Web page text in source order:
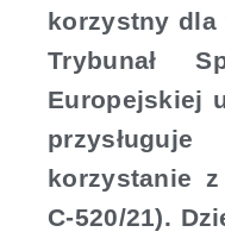
korzystny dla
Trybunał
Europejskiej
korzystanie
C-520/21).